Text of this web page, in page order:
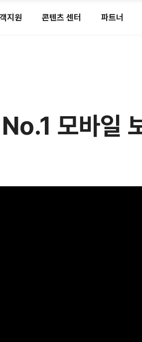
지원 콘텐츠 센터 파트너
모바일